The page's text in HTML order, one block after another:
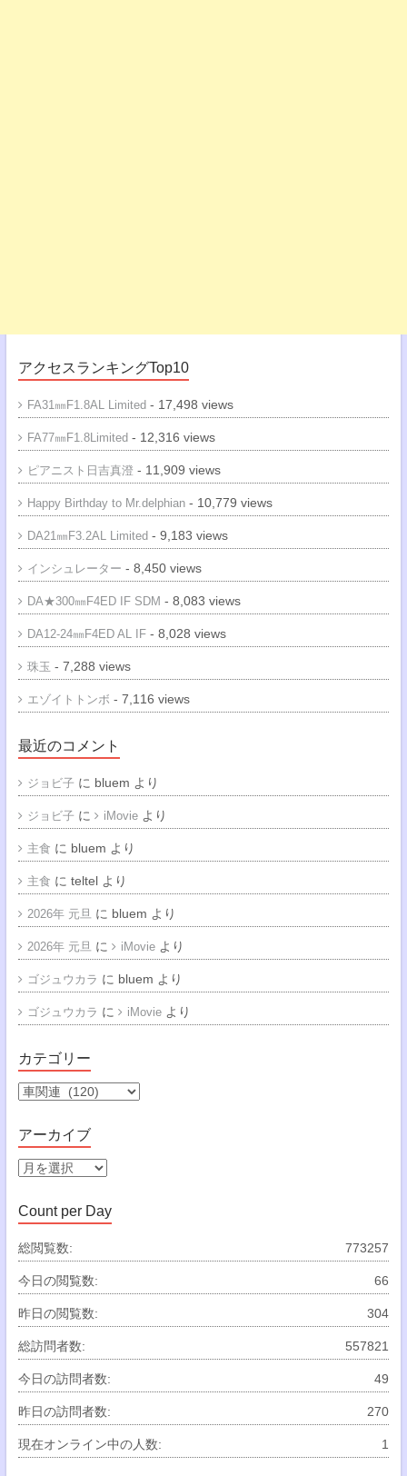
アクセスランキングTop10
FA31㎜F1.8AL Limited- 17,498 views
FA77㎜F1.8Limited- 12,316 views
ピアニスト日吉真澄 - 11,909 views
Happy Birthday to Mr.delphian- 10,779 views
DA21㎜F3.2AL Limited- 9,183 views
インシュレーター - 8,450 views
DA★300㎜F4ED IF SDM - 8,083 views
DA12-24㎜F4ED AL IF- 8,028 views
珠玉 - 7,288 views
エゾイトトンボ - 7,116 views
最近のコメント
ジョビ子 に bluem より
ジョビ子 に iMovieより
主食 に bluem より
主食 に teltelより
2026年 元旦 に bluem より
2026年 元旦 に iMovieより
ゴジュウカラ に bluem より
ゴジュウカラ に iMovieより
カテゴリー
カ
ゴ
リ
ー
アーカイブ
ア
カ
イ
ブ
Count per Day
773257
総閲覧数:
66
今日の閲覧数:
304
昨日の閲覧数:
557821
総訪問者数:
49
今日の訪問者数:
270
昨日の訪問者数:
1
現在オンライン中の人数: